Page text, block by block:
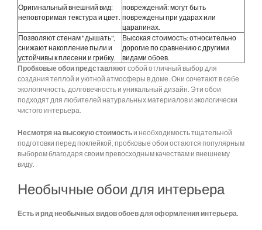
Оригинальный внешний вид:
неповторимая текстура и цвет.
повреждений: могут быть
повреждены при ударах или
царапинах.
Позволяют стенам "дышать",
снижают накопление пыли и
устойчивы к плесени и грибку.
Высокая стоимость: относительно
дорогие по сравнению с другими
видами обоев.
Пробковые обои представляютсобой отличный выбор для
создания теплой и уютной атмосферы в доме. Они сочетают в себе
экологичность, долговечность и уникальный дизайн. Эти обои
подходят для любителей натуральных материалов и экологически
чистого интерьера.
Несмотря на высокую стоимость и необходимость тщательной
подготовки перед поклейкой, пробковые обои остаются популярным
выбором благодаря своим превосходным качествам и внешнему
виду.
Необычные обои для интерьера
Есть и ряд необычных видов обоев для оформления интерьера.